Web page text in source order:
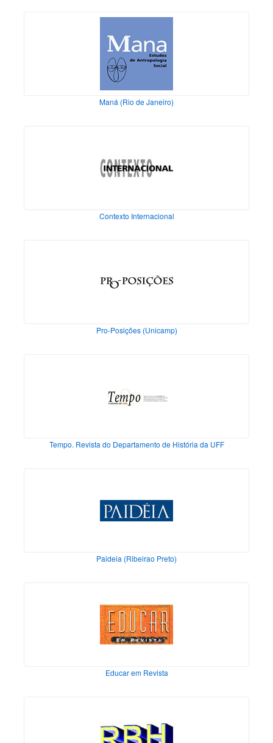
Maná (Rio de Janeiro)
Contexto Internacional
Pro-Posições (Unicamp)
Tempo. Revista do Departamento de História da UFF
Paideia (Ribeirao Preto)
Educar em Revista